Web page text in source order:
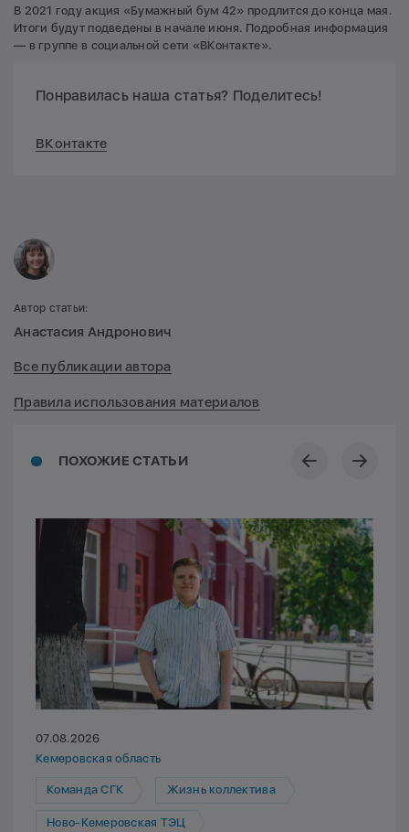
В 2021 году акция «Бумажный бум 42» продлится до конца мая.
Итоги будут подведены в начале июня. Подробная информация
— в группе в социальной сети «ВКонтакте».
Понравилась наша статья? Поделитесь!
ВКонтакте
ПОХОЖИЕ СТАТЬИ
07.08.2026
Кемеровская область
Команда СГК Жизнь коллектива
Ново-Кемеровская ТЭЦ
Автор статьи:
Анастасия Андронович
Все публикации автора
Правила использования материалов